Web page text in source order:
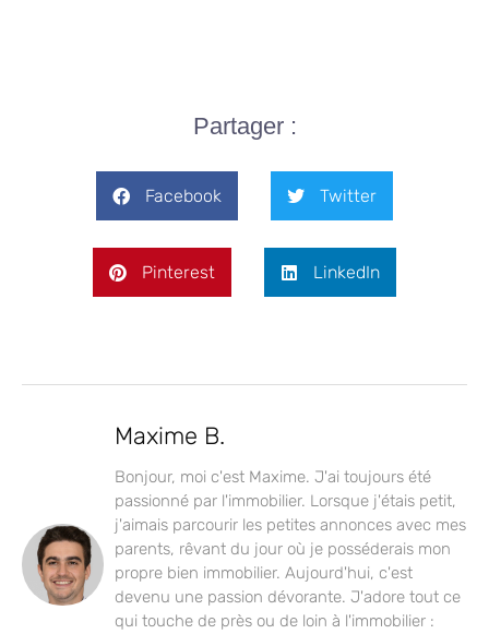
Partager :
Facebook Twitter
Pinterest LinkedIn
Maxime B.
Bonjour, moi c'est Maxime. J'ai toujours été
passionné par l'immobilier. Lorsque j'étais petit,
j'aimais parcourir les petites annonces avec mes
parents, rêvant du jour où je posséderais mon
propre bien immobilier. Aujourd'hui, c'est
devenu une passion dévorante. J'adore tout ce
qui touche de près ou de loin à l'immobilier :